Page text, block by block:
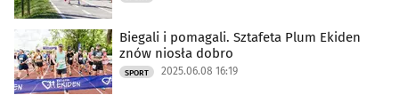
Biegali i pomagali. Sztafeta Plum Ekiden
znów niosła dobro
SPORT 2025.06.08 16:19